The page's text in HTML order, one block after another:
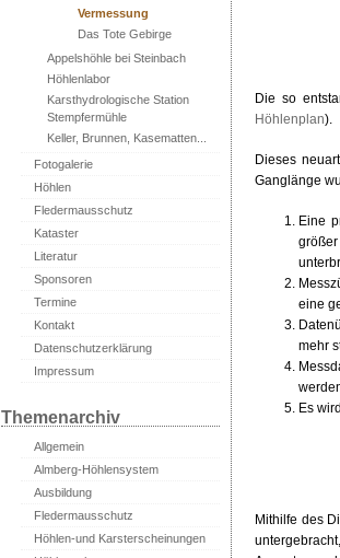
Die so
Höhlenplan).
Dieses
Ganglänge
Eine
eine
mehr
Es
Mithilfe des
Vermessung
Das Tote Gebirge
Appelshöhle bei Steinbach
Höhlenlabor
Karsthydrologische Station
Stempfermühle
Keller, Brunnen, Kasematten...
Fotogalerie
Höhlen
Fledermausschutz
Kataster
Literatur
Sponsoren
Termine
Kontakt
Datenschutzerklärung
Impressum
Themenarchiv
Allgemein
Almberg-Höhlensystem
Ausbildung
Fledermausschutz
Höhlen-und Karsterscheinungen